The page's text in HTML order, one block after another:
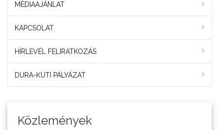
MÉDIAAJÁNLAT
KAPCSOLAT
HÍRLEVÉL FELIRATKOZÁS
DURA-KUTI PÁLYÁZAT
Közlemények